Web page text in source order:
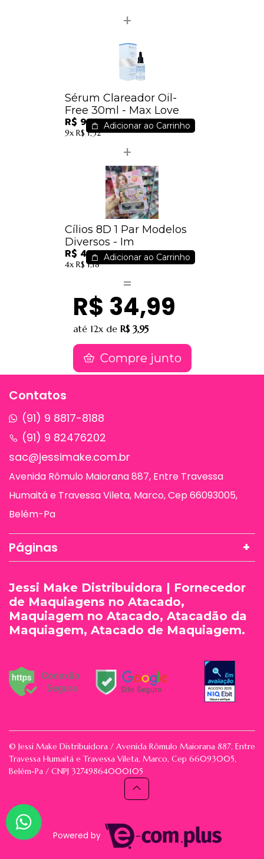
Sérum Clareador Oil-
Free 30ml - Max Love
R$ 9,38
9x R$ 1,32
Adicionar ao Carrinho
Cílios 8D 1 Par Modelos
Diversos - Im
R$ 4,19
4x R$ 1,18
Adicionar ao Carrinho
R$ 34,99
até 12x de R$ 3,95
Compre junto
Contatos
(91) 9 8817-8188
(91) 9 82476202
sac@jessimake.com.br
Avenida Rômulo Maiorana 887, Entre Travessa
Humaitá e Travessa Vileta, Marco, Cep 66093005,
Belém-Pa
Páginas
Jessi Make Distribuidora | Fornecedor
de Maquiagens no Atacado,
Maquiagem no Atacado, Atacadão da
Maquiagem, Atacado de Maquiagem.
© Jessi Make Distribuidora / Avenida Rômulo Maiorana 887, Entre
Travessa Humaitá e Travessa Vileta, Marco, Cep 66093005,
Belém-Pa / CNPJ 32749864000105
Powered by